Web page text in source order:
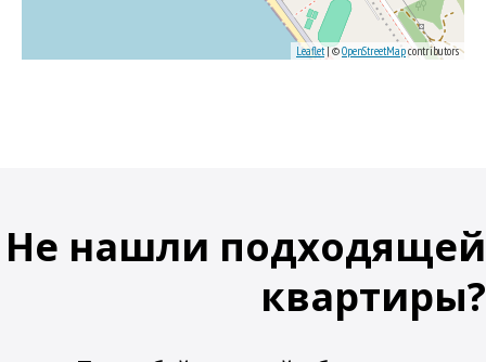
Leaflet| ©OpenStreetMapcontributors
Не нашли подходящей
квартиры?